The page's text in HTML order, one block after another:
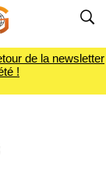
de la newsletter
!